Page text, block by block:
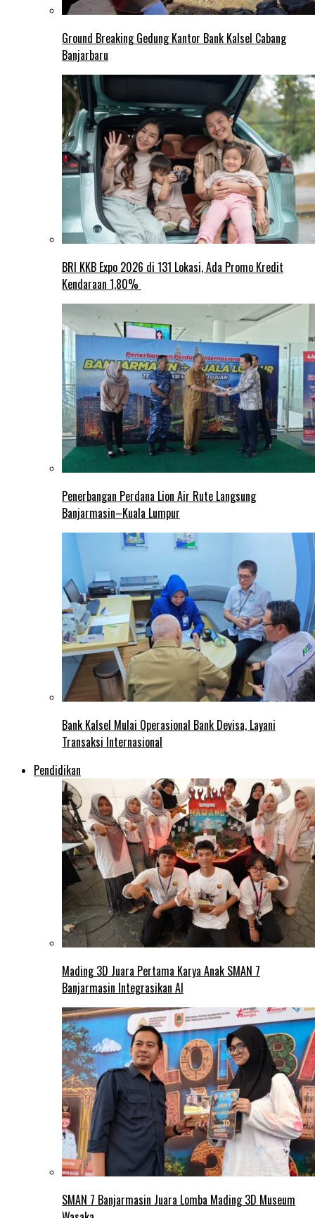
Ground Breaking Gedung Kantor Bank Kalsel Cabang
Banjarbaru
BRI KKB Expo 2026 di 131 Lokasi, Ada Promo Kredit
Kendaraan 1,80%
Penerbangan Perdana Lion Air Rute Langsung
Banjarmasin–Kuala Lumpur
Bank Kalsel Mulai Operasional Bank Devisa, Layani
Transaksi Internasional
Pendidikan
Mading 3D Juara Pertama Karya Anak SMAN 7
Banjarmasin Integrasikan AI
SMAN 7 Banjarmasin Juara Lomba Mading 3D Museum